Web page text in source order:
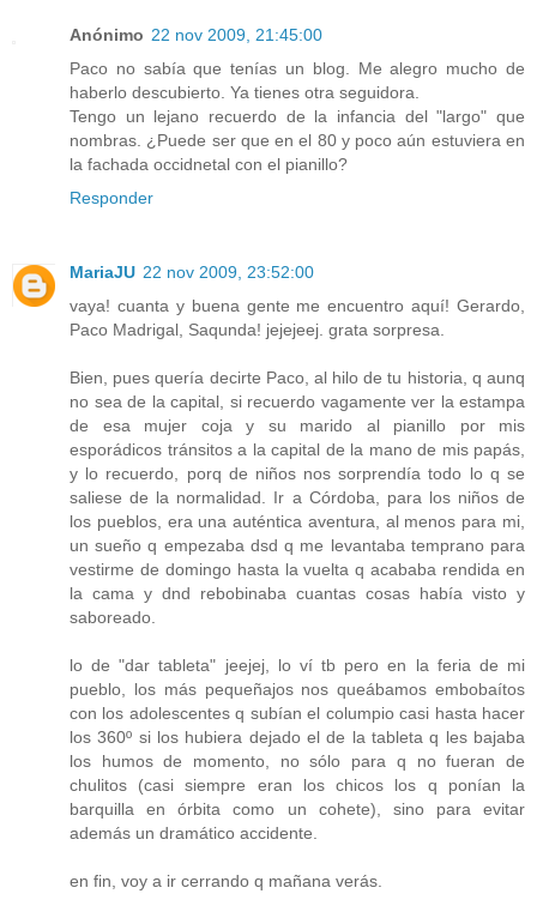
Anónimo 22 nov 2009, 21:45:00
Paco no sabía que tenías un blog. Me alegro mucho de
haberlo descubierto. Ya tienes otra seguidora.
Tengo un lejano recuerdo de la infancia del "largo" que
nombras. ¿Puede ser que en el 80 y poco aún estuviera en
la fachada occidnetal con el pianillo?
Responder
MariaJU 22 nov 2009, 23:52:00
vaya! cuanta y buena gente me encuentro aquí! Gerardo,
Paco Madrigal, Saqunda! jejejeej. grata sorpresa.
Bien, pues quería decirte Paco, al hilo de tu historia, q aunq
no sea de la capital, si recuerdo vagamente ver la estampa
de esa mujer coja y su marido al pianillo por mis
esporádicos tránsitos a la capital de la mano de mis papás,
y lo recuerdo, porq de niños nos sorprendía todo lo q se
saliese de la normalidad. Ir a Córdoba, para los niños de
los pueblos, era una auténtica aventura, al menos para mi,
un sueño q empezaba dsd q me levantaba temprano para
vestirme de domingo hasta la vuelta q acababa rendida en
la cama y dnd rebobinaba cuantas cosas había visto y
saboreado.
lo de "dar tableta" jeejej, lo ví tb pero en la feria de mi
pueblo, los más pequeñajos nos queábamos embobaítos
con los adolescentes q subían el columpio casi hasta hacer
los 360º si los hubiera dejado el de la tableta q les bajaba
los humos de momento, no sólo para q no fueran de
chulitos (casi siempre eran los chicos los q ponían la
barquilla en órbita como un cohete), sino para evitar
además un dramático accidente.
en fin, voy a ir cerrando q mañana verás.